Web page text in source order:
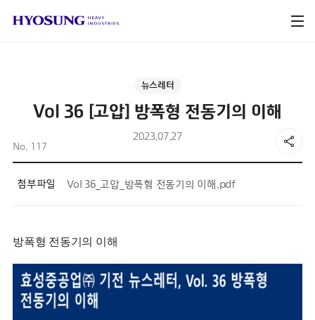
뉴스레터
Vol 36 [고압] 방폭형 전동기의 이해
2023.07.27
No. 117
첨부파일 Vol 36_고압_방폭형 전동기의 이해.pdf
방폭형 전동기의 이해